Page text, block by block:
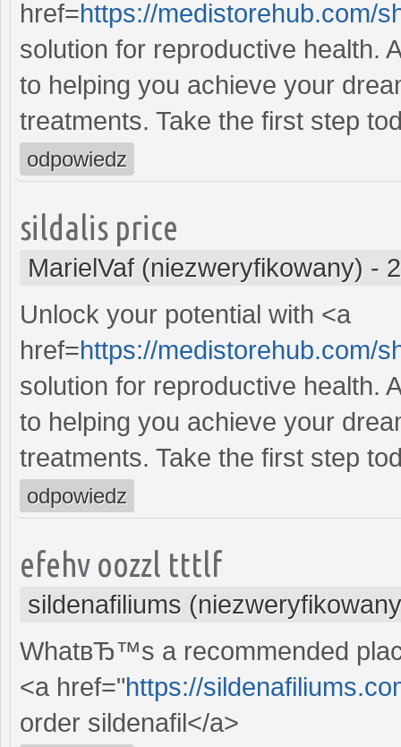
href=https://medistorehub.com/
solution for reproductive health.
to helping you achieve your
treatments. Take the first step
odpowiedz
sildalis price
MarielVaf (niezweryfikowany) -
Unlock your potential with <a
href=https://medistorehub.com/
solution for reproductive health.
to helping you achieve your
treatments. Take the first step
odpowiedz
efehv oozzl tttlf
sildenafiliums
WhatвЂ™s a recommended
<a href="https://
order sildenafil</a>